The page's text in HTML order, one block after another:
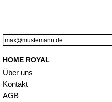
HOME ROYAL
Über uns
Kontakt
AGB